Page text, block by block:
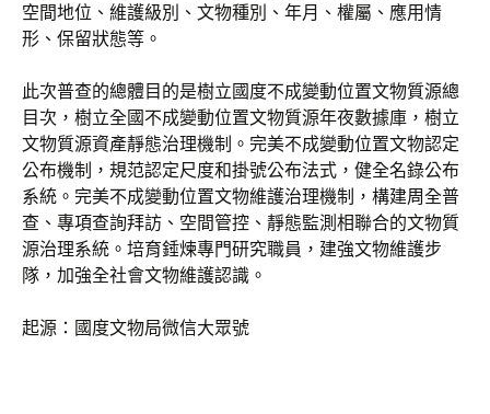
空間地位、維護級別、文物種別、年月、權屬、應用情
形、保留狀態等。
此次普查的總體目的是樹立國度不成變動位置文物質源總
目次，樹立全國不成變動位置文物質源年夜數據庫，樹立
文物質源資產靜態治理機制。完美不成變動位置文物認定
公布機制，規范認定尺度和掛號公布法式，健全名錄公布
系統。完美不成變動位置文物維護治理機制，構建周全普
查、專項查詢拜訪、空間管控、靜態監測相聯合的文物質
源治理系統。培育錘煉專門研究職員，建強文物維護步
隊，加強全社會文物維護認識。
起源：國度文物局微信大眾號